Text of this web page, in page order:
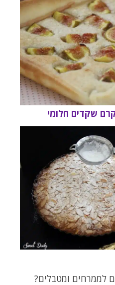
שקדים חלומי
לממרחים ומטבלים?